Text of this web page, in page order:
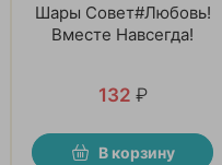
Шары Совет#Любовь!
Вместе Навсегда!
132 ₽
В корзину